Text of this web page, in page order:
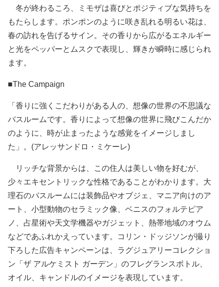
冬が終わるころ、ミモザは喜びとポジティブな気持ちを
もたらします。ポンポンのように咲き乱れる明るい花は、
春の訪れを告げるサイン。その香りから広がるエネルギー
と光をペッパーとムスクで表現し、輝きが瞬時に感じられ
ます。
■The Campaign
「香りに強くこだわりがある人の、想像の世界の不思議な
バスルームです。香りによって想像の世界に飛びこんだか
のように、時が止まったような感覚をイメージしまし
た」。(アレッサンドロ・ミケーレ)
リッチな背景からは、この住人は美しい物を好むが、
少々エキセントリックな性格であることがわかります。大
理石のバスルームには装飾品やオブジェ、マニア向けのア
ート、小型動物のセラミック像、ベニスのフォルテピア
ノ、占星術や天文学機器やガジェット、熱帯地域のオウム
などであふれかえっています。コリン・ドッジソンが撮り
下ろした広告キャンペーンは、ラグジュアリーコレクショ
ン「ザ アルケミスト ガーデン」のフレグランスボトル、
オイル、キャンドルのイメージを表現しています。